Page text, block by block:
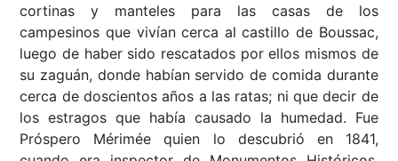
cortinas y manteles para las casas de los
campesinos que vivían cerca al castillo de Boussac,
luego de haber sido rescatados por ellos mismos de
su zaguán, donde habían servido de comida durante
cerca de doscientos años a las ratas; ni que decir de
los estragos que había causado la humedad. Fue
Próspero Mérimée quien lo descubrió en 1841,